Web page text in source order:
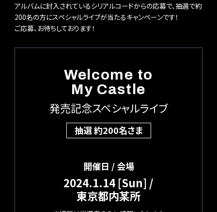
アルバムに封入されているシリアルコードからの応募で、抽選で約
200名の方にスペシャルライブが当たるキャンペーンです！
ご応募、お待ちしております！
Welcome to
My Castle
発売記念スペシャルライブ
抽選 約200名さま
開催日 / 会場
2024.1.14 [Sun] /
東京都内某所